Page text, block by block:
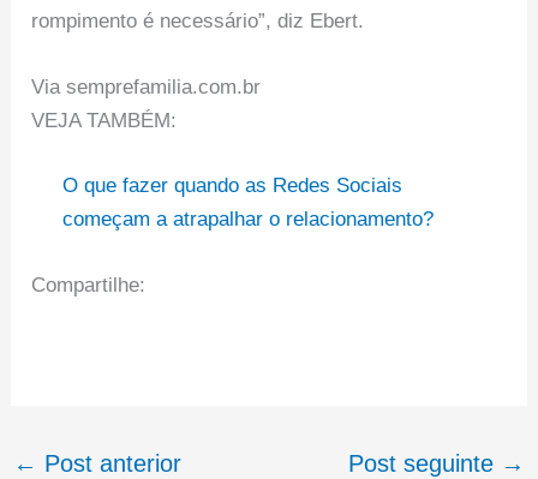
rompimento é necessário”, diz Ebert.
Via semprefamilia.com.br
VEJA TAMBÉM:
O que fazer quando as Redes Sociais
começam a atrapalhar o relacionamento?
Compartilhe:
← Post anterior Post seguinte →